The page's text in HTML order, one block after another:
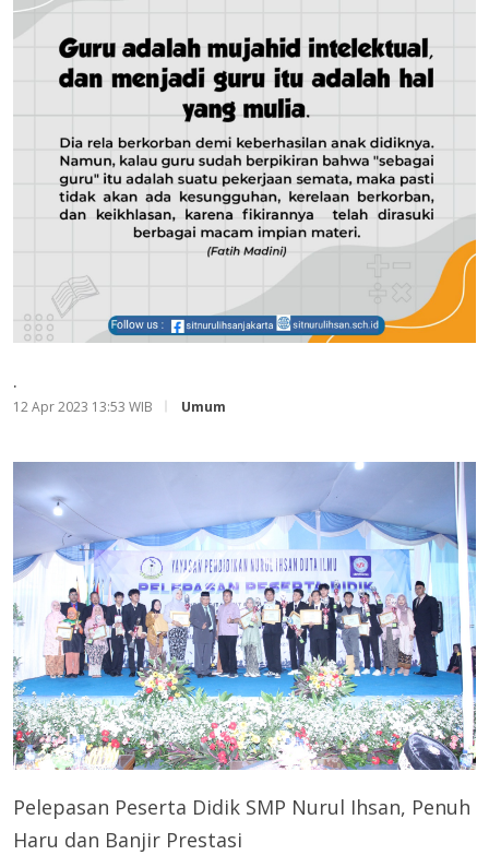
.
12 Apr 2023 13:53 WIB Umum
Pelepasan Peserta Didik SMP Nurul Ihsan, Penuh
Haru dan Banjir Prestasi